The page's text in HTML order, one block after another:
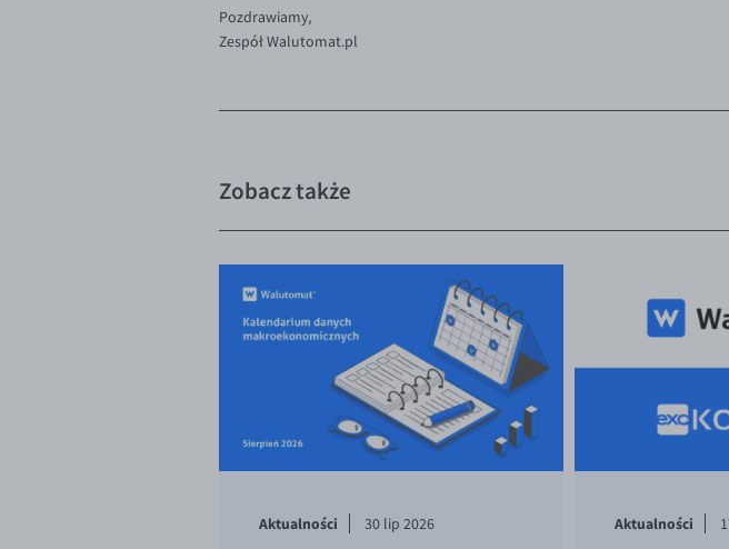
Pozdrawiamy,
Zespół Walutomat.pl
Zobacz także
Aktualności 30 lip 2026 Aktualności